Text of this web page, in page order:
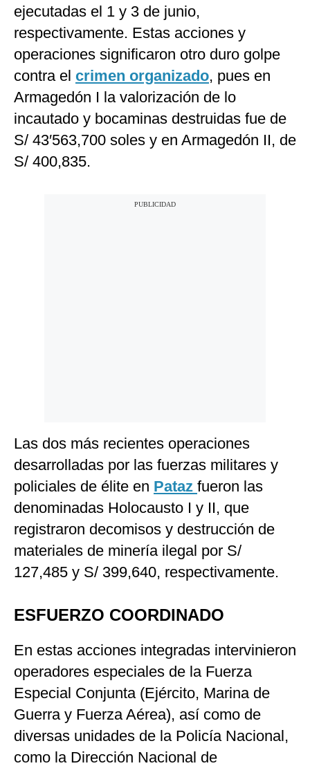
ejecutadas el 1 y 3 de junio,
respectivamente. Estas acciones y
operaciones significaron otro duro golpe
contra el crimen organizado, pues en
Armagedón I la valorización de lo
incautado y bocaminas destruidas fue de
S/ 43′563,700 soles y en Armagedón II, de
S/ 400,835.
Las dos más recientes operaciones
desarrolladas por las fuerzas militares y
policiales de élite en Pataz fueron las
denominadas Holocausto I y II, que
registraron decomisos y destrucción de
materiales de minería ilegal por S/
127,485 y S/ 399,640, respectivamente.
ESFUERZO COORDINADO
En estas acciones integradas intervinieron
operadores especiales de la Fuerza
Especial Conjunta (Ejército, Marina de
Guerra y Fuerza Aérea), así como de
diversas unidades de la Policía Nacional,
como la Dirección Nacional de